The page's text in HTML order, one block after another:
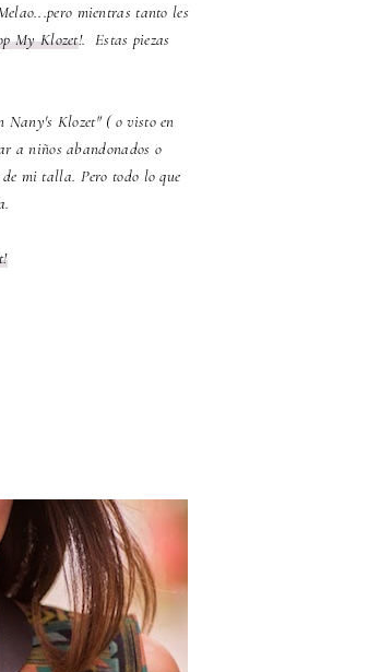
mientras tanto les
My Klozet!. Estas piezas
Nany's Klozet" ( o visto en
a niños abandonados o
mi talla. Pero todo lo que